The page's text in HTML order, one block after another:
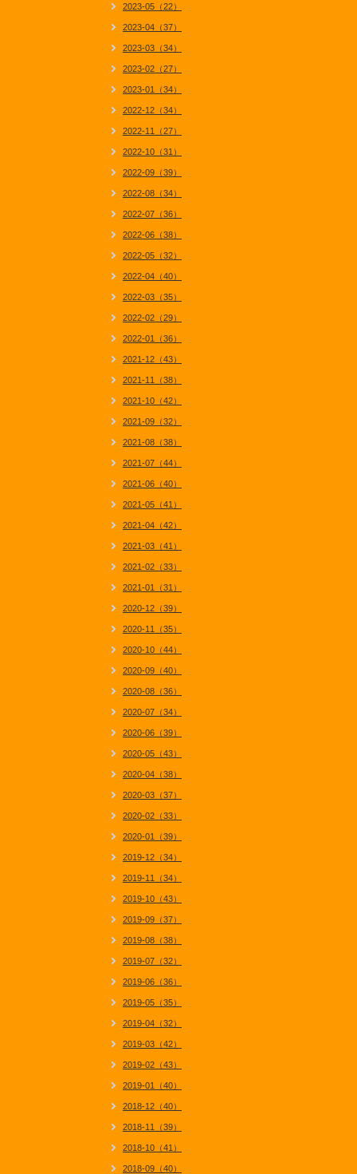
2023-05（22）
2023-04（37）
2023-03（34）
2023-02（27）
2023-01（34）
2022-12（34）
2022-11（27）
2022-10（31）
2022-09（39）
2022-08（34）
2022-07（36）
2022-06（38）
2022-05（32）
2022-04（40）
2022-03（35）
2022-02（29）
2022-01（36）
2021-12（43）
2021-11（38）
2021-10（42）
2021-09（32）
2021-08（38）
2021-07（44）
2021-06（40）
2021-05（41）
2021-04（42）
2021-03（41）
2021-02（33）
2021-01（31）
2020-12（39）
2020-11（35）
2020-10（44）
2020-09（40）
2020-08（36）
2020-07（34）
2020-06（39）
2020-05（43）
2020-04（38）
2020-03（37）
2020-02（33）
2020-01（39）
2019-12（34）
2019-11（34）
2019-10（43）
2019-09（37）
2019-08（38）
2019-07（32）
2019-06（36）
2019-05（35）
2019-04（32）
2019-03（42）
2019-02（43）
2019-01（40）
2018-12（40）
2018-11（39）
2018-10（41）
2018-09（40）